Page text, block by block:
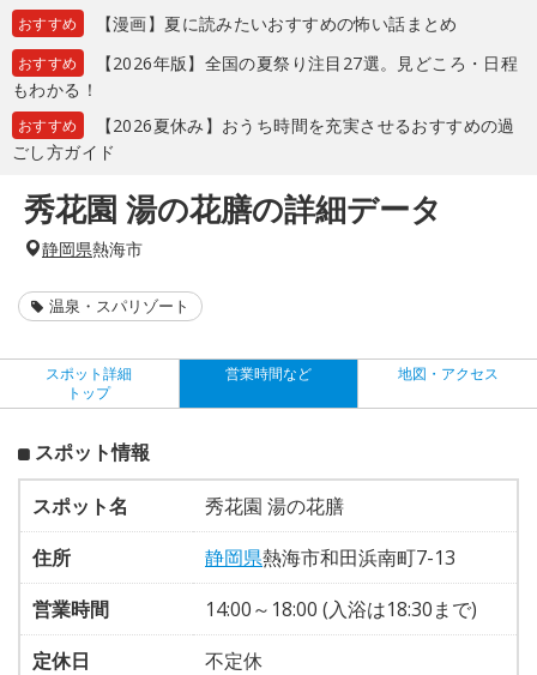
おすすめ 【漫画】夏に読みたいおすすめの怖い話まとめ
おすすめ
【2026年版】全国の夏祭り注目27選。見どころ・日程
もわかる！
おすすめ
【2026夏休み】おうち時間を充実させるおすすめの過
ごし方ガイド
秀花園 湯の花膳の詳細データ
静岡県熱海市
温泉・スパリゾート
スポット詳細
トップ
営業時間など 地図・アクセス
スポット情報
スポット名
秀花園 湯の花膳
住所
静岡県熱海市和田浜南町7-13
営業時間
14:00～18:00 (入浴は18:30まで)
定休日
不定休